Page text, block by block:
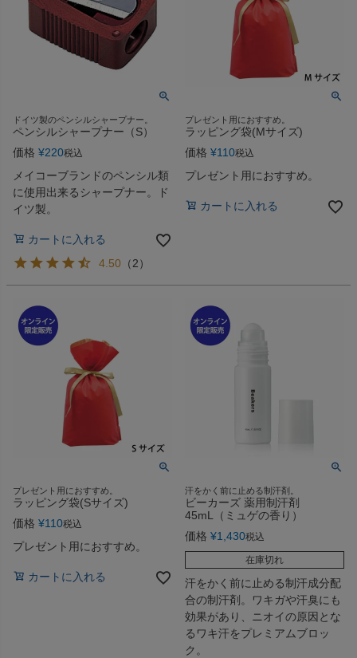
ドイツ製のペンシルシャープナー。
ペンシルシャープナー（S）
価格 ¥220税込
メイコーブランドのペンシル類
に使用出来るシャープナー。ド
イツ製。
カートに入れる
4.50 （2）
プレゼント用におすすめ。
ラッピング袋(Mサイズ)
価格 ¥110税込
プレゼント用におすすめ。
カートに入れる
プレゼント用におすすめ。
ラッピング袋(Sサイズ)
価格 ¥110税込
プレゼント用におすすめ。
カートに入れる
汗をかく前に止める制汗剤。
ビーカーズ 薬用制汗剤
45mL（ミュゲの香り）
価格 ¥1,430税込
在庫切れ
汗をかく前に止める制汗成分配
合の制汗剤。ワキガや汗臭にも
効果があり、ニオイの原因とな
るワキ汗をプレミアムブロッ
ク。